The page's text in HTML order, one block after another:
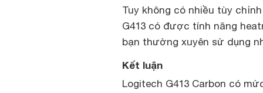
Tuy không có nhiều tùy
G413 có được tính năng
bạn thường xuyên sử dụng
Kết luận
Logitech G413 Carbon có